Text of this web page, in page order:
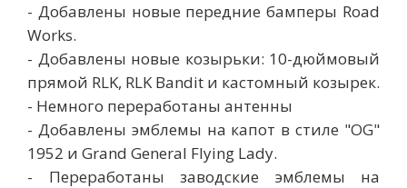
- Добавлены новые передние бамперы Road
Works.
- Добавлены новые козырьки: 10-дюймовый
прямой RLK, RLK Bandit и кастомный козырек.
- Немного переработаны антенны
- Добавлены эмблемы на капот в стиле "OG"
1952 и Grand General Flying Lady.
- Переработаны заводские эмблемы на